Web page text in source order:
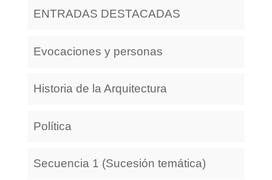
ENTRADAS DESTACADAS
Evocaciones y personas
Historia de la Arquitectura
Política
Secuencia 1 (Sucesión temática)